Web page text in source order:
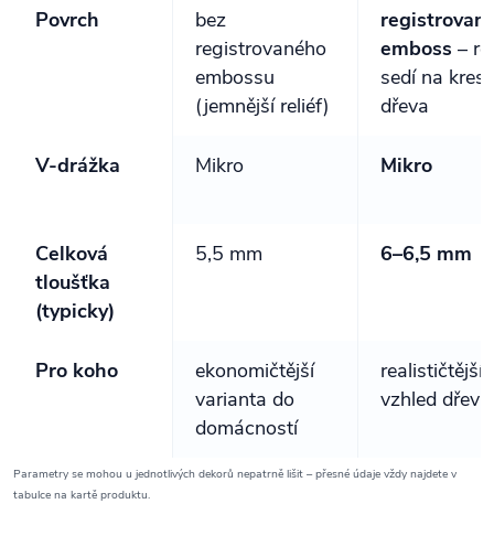
Povrch
bez
registrovaného
embossu
(jemnější reliéf)
emboss –
sedí na
dřeva
V‑drážka Mikro Mikro
Celková
tloušťka
(typicky)
5,5 mm 6–6,5 mm
Pro koho
ekonomičtější
varianta do
domácností
realističtější
vzhled dřeva
Parametry se mohou u jednotlivých dekorů nepatrně lišit – přesné údaje vždy najdete v
tabulce na kartě produktu.